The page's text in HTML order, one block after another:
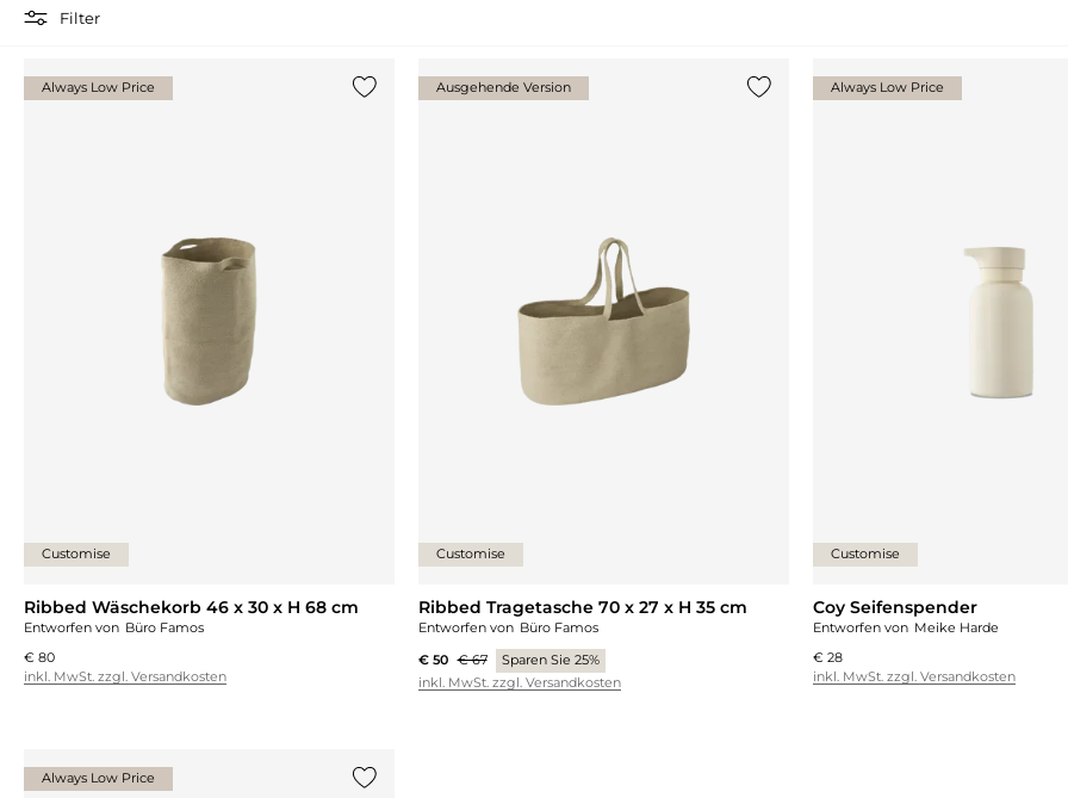
Filter
Always Low Price
Customise
Ribbed Wäschekorb 46 x 30 x H 68 cm
Entworfen von Büro Famos
€ 80
inkl. MwSt. zzgl. Versandkosten
Ausgehende Version
Customise
Ribbed Tragetasche 70 x 27 x H 35 cm
Entworfen von Büro Famos
€ 50 € 67
Sparen Sie 25%
inkl. MwSt. zzgl. Versandkosten
Always Low Price
Customise
Coy Seifenspender
Entworfen von Meike Harde
€ 28
inkl. MwSt. zzgl. Versandkosten
Always Low Price